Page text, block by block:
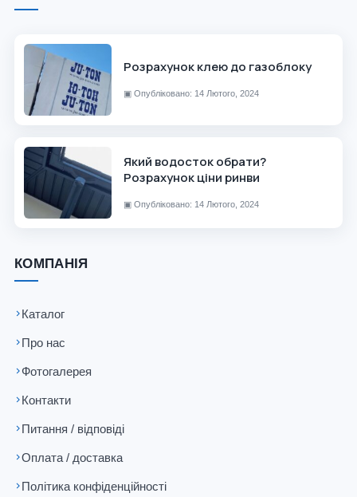
Розрахунок клею до газоблоку
▣ Опубліковано: 14 Лютого, 2024
Який водосток обрати?
Розрахунок ціни ринви
▣ Опубліковано: 14 Лютого, 2024
КОМПАНІЯ
Каталог
Про нас
Фотогалерея
Контакти
Питання / відповіді
Оплата / доставка
Політика конфіденційності